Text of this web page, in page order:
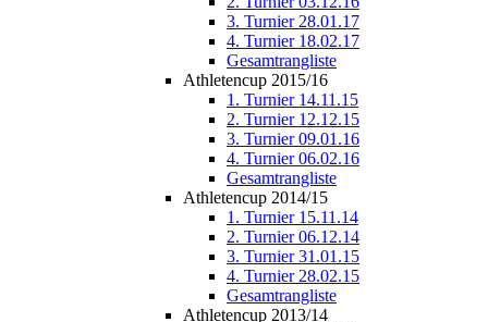
3. Turnier 28.01.17
4. Turnier 18.02.17
Gesamtrangliste
Athletencup 2015/16
1. Turnier 14.11.15
2. Turnier 12.12.15
3. Turnier 09.01.16
4. Turnier 06.02.16
Gesamtrangliste
Athletencup 2014/15
1. Turnier 15.11.14
2. Turnier 06.12.14
3. Turnier 31.01.15
4. Turnier 28.02.15
Gesamtrangliste
Athletencup 2013/14